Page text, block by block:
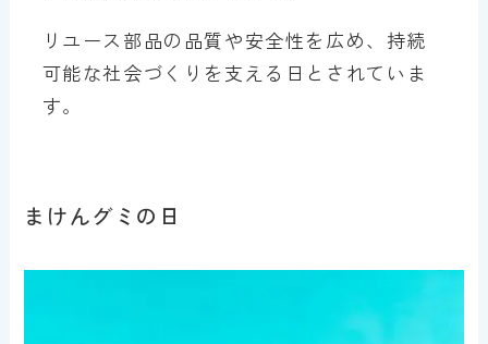
リユース部品の品質や安全性を広め、持続
可能な社会づくりを支える日とされていま
す。
まけんグミの日